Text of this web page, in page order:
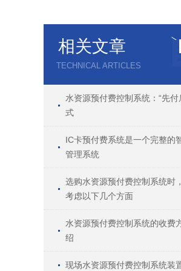
相关文章
TECHNICAL ARTICLES
水资源预付费控制系统：“先付
式
IC卡预付费系统是一个完整的
管理系统
选购水资源预付费控制系统时
考虑以下几个方面
水资源预付费控制系统的收费
绍
现场水资源预付费控制系统装